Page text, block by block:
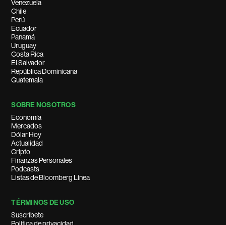
Venezuela
Chile
Perú
Ecuador
Panamá
Uruguay
Costa Rica
El Salvador
República Dominicana
Guatemala
SOBRE NOSOTROS
Economía
Mercados
Dólar Hoy
Actualidad
Cripto
Finanzas Personales
Podcasts
Listas de Bloomberg Línea
TÉRMINOS DE USO
Suscríbete